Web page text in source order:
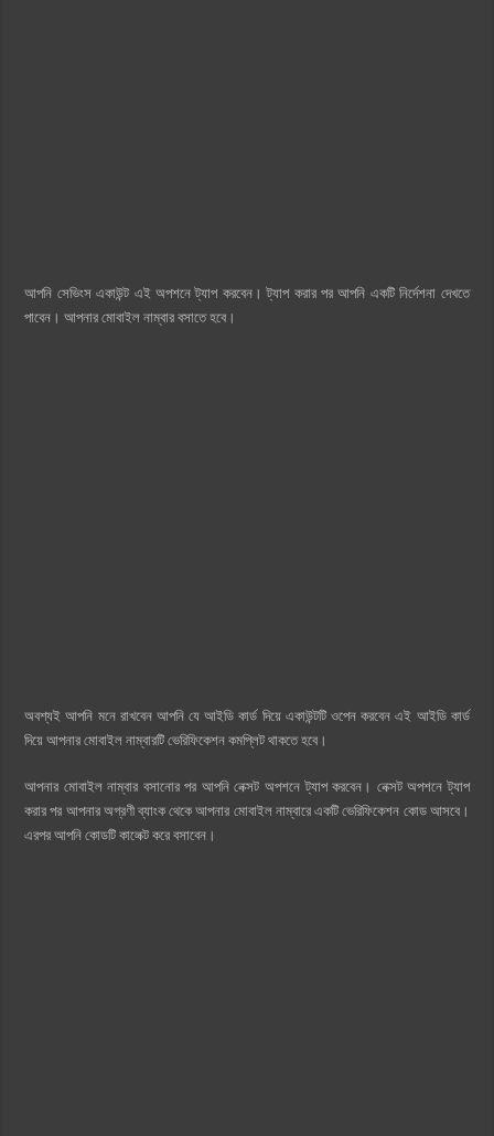
আপনি সেভিংস একাউন্ট এই অপশনে ট্যাপ করবেন। ট্যাপ করার পর আপনি একটি নির্দেশনা দেখতে
পাবেন। আপনার মোবাইল নাম্বার বসাতে হবে।
অবশ্যই আপনি মনে রাখবেন আপনি যে আইডি কার্ড দিয়ে একাউন্টটি ওপেন করবেন এই আইডি কার্ড
দিয়ে আপনার মোবাইল নাম্বারটি ভেরিফিকেশন কমপ্লিট থাকতে হবে।
আপনার মোবাইল নাম্বার বসানোর পর আপনি নেক্সট অপশনে ট্যাপ করবেন। নেক্সট অপশনে ট্যাপ
করার পর আপনার অগ্রণী ব্যাংক থেকে আপনার মোবাইল নাম্বারে একটি ভেরিফিকেশন কোড আসবে।
এরপর আপনি কোডটি কালেক্ট করে বসাবেন।